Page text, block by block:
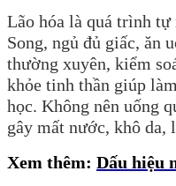
Lão hóa là quá trình
Song, ngủ đủ giấc, ăn
thường xuyên, kiểm
khỏe tinh thần giúp
học. Không nên uống
gây mất nước, khô da,
Xem thêm: Dấu hiệu